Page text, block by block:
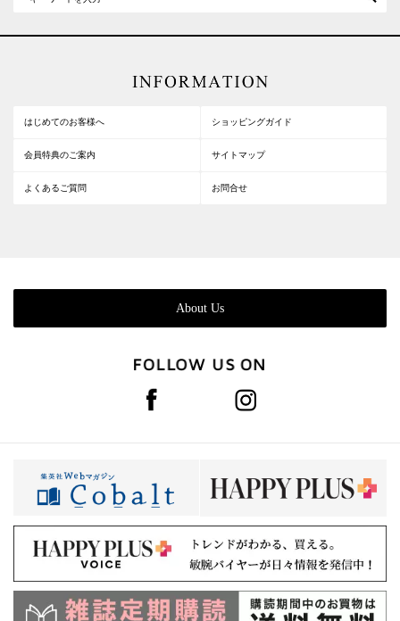
はじめてのお客様へ ショッピングガイド
会員特典のご案内 サイトマップ
よくあるご質問 お問合せ
About Us